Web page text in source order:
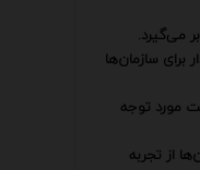
برای سازمان‌ها
مورد توجه
از تجربه